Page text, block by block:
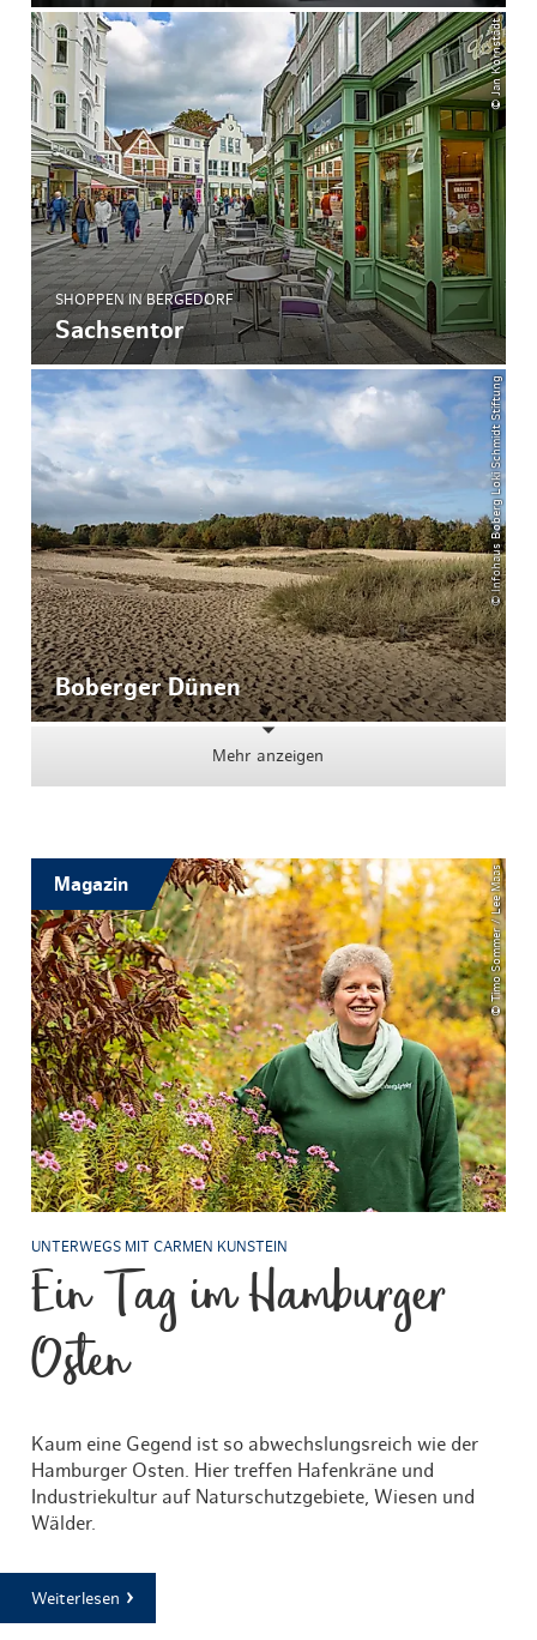
© Jan Kornstädt
SHOPPEN IN BERGEDORF
Sachsentor
© Infohaus Boberg Loki Schmidt Stiftung
Boberger Dünen
Mehr anzeigen
© Timo Sommer / Lee Maas
Magazin
UNTERWEGS MIT CARMEN KUNSTEIN
Ein Tag im Hamburger
Osten
Kaum eine Gegend ist so abwechslungsreich wie der
Hamburger Osten. Hier treffen Hafenkräne und
Industriekultur auf Naturschutzgebiete, Wiesen und
Wälder.
Weiterlesen